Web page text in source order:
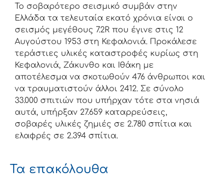
Το σοβαρότερο σεισμικό συμβάν στην
Ελλάδα τα τελευταία εκατό χρόνια είναι ο
σεισμός μεγέθους 7.2R που έγινε στις 12
Αυγούστου 1953 στη Κεφαλονιά. Προκάλεσε
τεράστιες υλικές καταστροφές κυρίως στη
Κεφαλονιά, Ζάκυνθο και Ιθάκη με
αποτέλεσμα να σκοτωθούν 476 άνθρωποι και
να τραυματιστούν άλλοι 2412. Σε σύνολο
33.000 σπιτιών που υπήρχαν τότε στα νησιά
αυτά, υπήρξαν 27.659 καταρρεύσεις,
σοβαρές υλικές ζημιές σε 2.780 σπίτια και
ελαφρές σε 2.394 σπίτια.
Τα επακόλουθα